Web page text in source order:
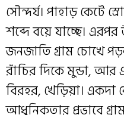
সৌন্দর্য। পাহাড় কেটে
শব্দে বয়ে যাচ্ছে।
জনজাতি গ্রাম চোখে
রাঁচির দিকে মুন্ডা, আর
বিরহর, খেড়িয়া।
আধুনিকতার প্রভাবে